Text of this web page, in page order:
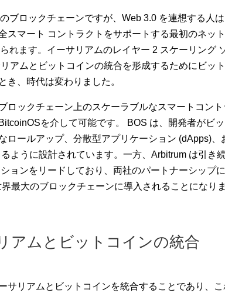
ブロックチェーンですが、Web 3.0 を連想する人
スマート コントラクトをサポートする最初のネッ
れます。イーサリアムのレイヤー 2 スケーリング
アムとビットコインの統合を形成するためにビッ
き、時代は変わりました。
ロックチェーン上のスケーラブルなスマートコン
を介して可能です。 BOS は、開発者がビ
ロールアップ、分散型アプリケーション (dApps)、
ように設計されています。一方、Arbitrum は引き
ョンをリードしており、両社のパートナーシップ
最大のブロックチェーンに導入されることになりま
アムとビットコインの統合
サリアムとビットコインを統合することであり、